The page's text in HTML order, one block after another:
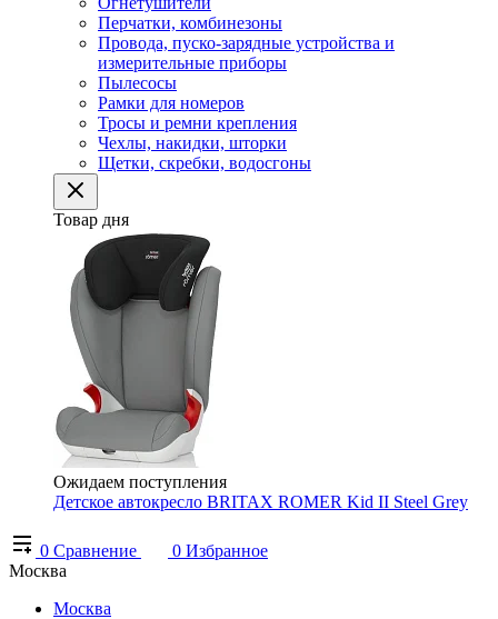
Перчатки, комбинезоны
Провода, пуско-зарядные устройства и
измерительные приборы
Пылесосы
Рамки для номеров
Тросы и ремни крепления
Чехлы, накидки, шторки
Щетки, скребки, водосгоны
Товар дня
Ожидаем поступления
Детское автокресло BRITAX ROMER Kid II Steel Grey
0 Сравнение 0 Избранное
Москва
Москва